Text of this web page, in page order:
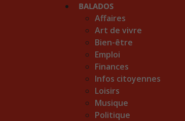
BALADOS
Affaires
Art de vivre
Bien-être
Emploi
Finances
Infos citoyennes
Loisirs
Musique
Politique